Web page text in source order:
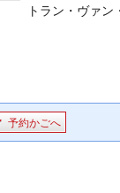
トラン・ヴァ
予約かごへ